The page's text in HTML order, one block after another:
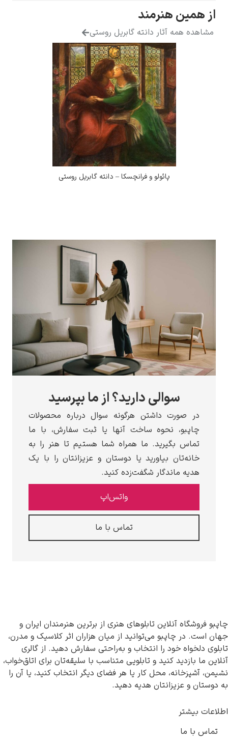
از همین هنرمند
مشاهده همه آثار دانته گابریل روستی
پائولو و فرانچسکا – دانته گابریل روستی
سوالی دارید؟ از ما بپرسید
در صورت داشتن هرگونه سوال درباره محصولات
چاپبو، نحوه ساخت آنها یا ثبت سفارش، با ما
تماس بگیرید. ما همراه شما هستیم تا هنر را به
خانه‌تان بیاورید یا دوستان و عزیزانتان را با یک
هدیه ماندگار شگفت‌زده کنید.
واتس‌اپ
تماس با ما
چاپبو فروشگاه آنلاین تابلوهای هنری از برترین هنرمندان ایران و
جهان است. در چاپبو می‌توانید از میان هزاران اثر کلاسیک و مدرن،
تابلوی دلخواه خود را انتخاب و به‌راحتی سفارش دهید. از گالری
آنلاین ما بازدید کنید و تابلویی متناسب با سلیقه‌تان برای اتاق‌خواب،
نشیمن، آشپزخانه، محل کار یا هر فضای دیگر انتخاب کنید، یا آن را
به دوستان و عزیزانتان هدیه دهید.
اطلاعات بیشتر
تماس با ما